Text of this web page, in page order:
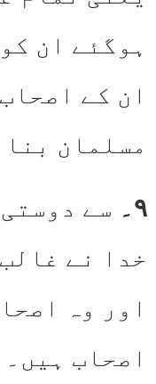
ہوگئے ان
ان کے
مسلمان
۹۔
سے
خدا نے
اور وہ
اصحاب ہیں۔